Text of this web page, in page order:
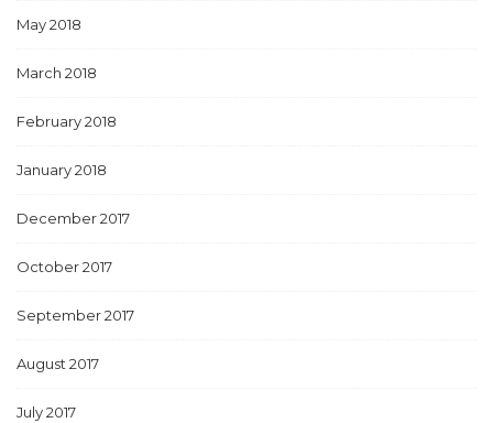
May 2018
March 2018
February 2018
January 2018
December 2017
October 2017
September 2017
August 2017
July 2017